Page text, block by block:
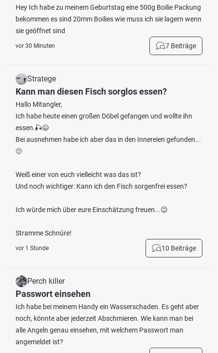
Hey Ich habe zu meinem Geburtstag eine 500g Boilie Packung
bekommen es sind 20mm Boilies wie muss ich sie lagern wenn
sie geöffnet sind
vor 30 Minuten 7 Beiträge
Stratege
Kann man diesen Fisch sorglos essen?
Hallo Mitangler,
Ich habe heute einen großen Döbel gefangen und wollte ihn
essen.🎣😄
Bei ausnehmen habe ich aber das in den Innereien gefunden...
🫤
Weiß einer von euch vielleicht was das ist?
Und noch wichtiger: Kann ich den Fisch sorgenfrei essen?
Ich würde mich über eure Einschätzung freuen...😉
Stramme Schnüre!
vor 1 Stunde 10 Beiträge
Perch killer
Passwort einsehen
Ich habe bei meinem Handy ein Wasserschaden. Es geht aber
noch, könnte aber jederzeit Abschmieren. Wie kann man bei
alle Angeln genau einsehen, mit welchem Passwort man
angemeldet ist?